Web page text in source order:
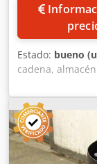
Información de
Estado: bueno
cadena,
herramientas,
Mikron,
mecanizado
alojamientos -
individuales:
x 540 mm